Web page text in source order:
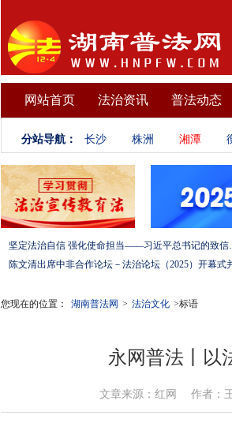
网站首页 法治资讯 普法动态
分站导航： 长沙 株洲 湘潭
坚定法治自信 强化使
您现在的位置： 湖南普法网 > 法治文化 >标语
永网普法丨以
文章来源：红网 作者：